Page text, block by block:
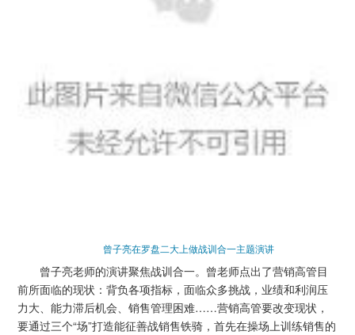
曾子亮在罗盘二大上做战训合一主题演讲
曾子亮老师的演讲聚焦战训合一。曾老师点出了营销高管目
前所面临的现状：背负各项指标，面临众多挑战，业绩和利润压
力大、能力滞后机会、销售管理困难……营销高管要改变现状，
要通过三个“场”打造能征善战销售铁骑，首先在操场上训练销售的